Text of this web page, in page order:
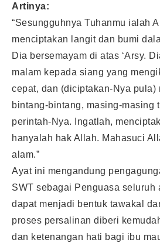
Artinya:
“Sesungguhnya Tuhanmu ialah
menciptakan langit dan bumi
Dia bersemayam di atas ‘Arsy.
malam kepada siang yang
cepat, dan (diciptakan-Nya pula)
bintang-bintang, masing-masing
perintah-Nya. Ingatlah,
hanyalah hak Allah. Mahasuci
alam.”
Ayat ini mengandung
SWT sebagai Penguasa seluruh
dapat menjadi bentuk tawakal
proses persalinan diberi
dan ketenangan hati bagi ibu